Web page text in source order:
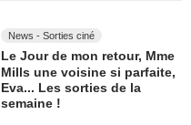
News - Sorties ciné
Le Jour de mon retour, Mme
Mills une voisine si parfaite,
Eva... Les sorties de la
semaine !